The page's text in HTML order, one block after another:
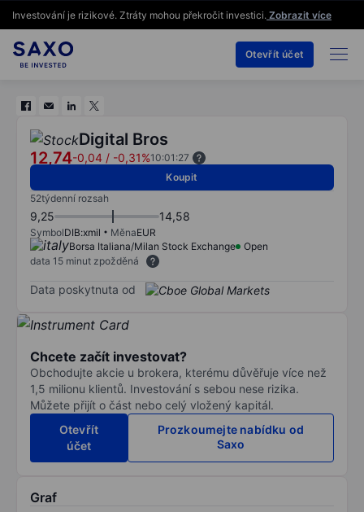
Investování je rizikové. Ztráty mohou překročit investici. Zobrazit více
Otevřít účet
Digital Bros
12,74-0,04 / -0,31%10:01:27
Koupit
52týdenní rozsah
9,25 14,58
SymbolDIB:xmil MěnaEUR
Borsa Italiana/Milan Stock Exchange
Open
data 15 minut zpožděná
Data poskytnuta od
Chcete začít investovat?
Obchodujte akcie u brokera, kterému důvěřuje více než
1,5 milionu klientů. Investování s sebou nese rizika.
Můžete přijít o část nebo celý vložený kapitál.
Otevřít
účet
Prozkoumejte nabídku od
Saxo
Graf